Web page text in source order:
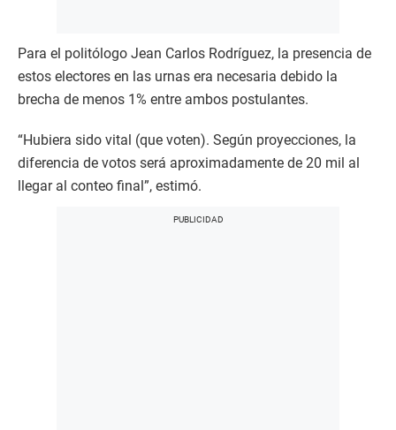
Para el politólogo Jean Carlos Rodríguez, la presencia de
estos electores en las urnas era necesaria debido la
brecha de menos 1% entre ambos postulantes.
“Hubiera sido vital (que voten). Según proyecciones, la
diferencia de votos será aproximadamente de 20 mil al
llegar al conteo final”, estimó.